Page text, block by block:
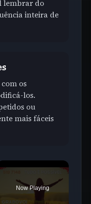
lembrar do
inteira de
os
los.
ou
mais fáceis
Now Playing